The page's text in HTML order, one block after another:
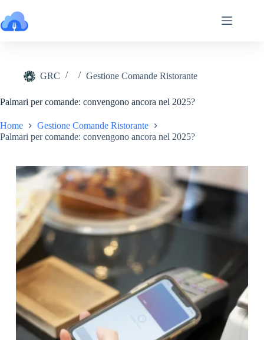
al
contenuto
GRC Gestione Comande Ristorante
Palmari per comande: convengono ancora nel 2025?
Home
Gestione Comande Ristorante
Palmari per comande: convengono ancora nel 2025?